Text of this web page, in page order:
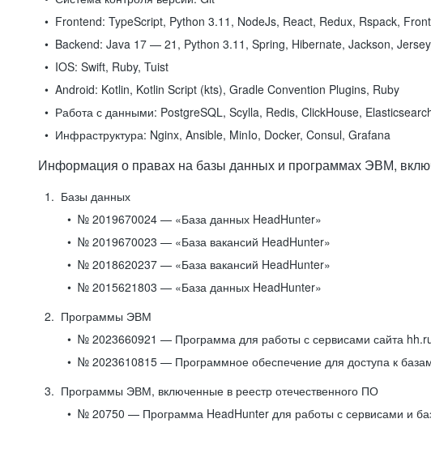
Frontend: TypeScript, Python 3.11, NodeJs, React, Redux, Rspack,
Backend: Java 17 — 21, Python 3.11, Spring, Hibernate, Jackson,
IOS: Swift, Ruby, Tuist
Android: Kotlin, Kotlin Script (kts), Gradle Convention Plugins, Ruby
Работа с данными: PostgreSQL, Scylla, Redis, ClickHouse,
Инфраструктура: Nginx, Ansible, MinIo, Docker, Consul, Grafana
Информация о правах на базы данных и программах ЭВМ,
Базы данных
№ 2019670024 — «База данных HeadHunter»
№ 2019670023 — «База вакансий HeadHunter»
№ 2018620237 — «База вакансий HeadHunter»
№ 2015621803 — «База данных HeadHunter»
Программы ЭВМ
№ 2023660921 — Программа для работы с сервисами сайта
№ 2023610815 — Программное обеспечение для доступа к
Программы ЭВМ, включенные в реестр отечественного ПО
№ 20750 — Программа HeadHunter для работы с сервисами и